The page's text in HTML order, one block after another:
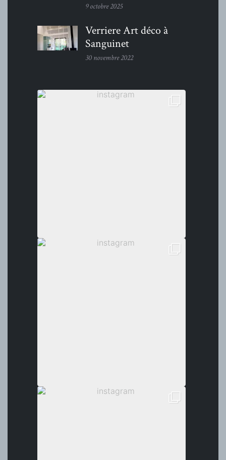
9 octobre 2025
Verriere Art déco à
Sanguinet
30 novembre 2022